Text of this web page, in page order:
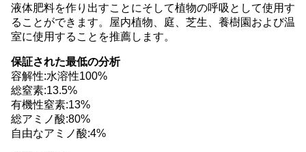
液体肥料を作り出すことにそして植物の呼吸として使用す
ることができます。屋内植物、庭、芝生、養樹園および温
室に使用することを推薦します。
保証された最低の分析
容解性:水溶性100%
総窒素:13.5%
有機性窒素:13%
総アミノ酸:80%
自由なアミノ酸:4%